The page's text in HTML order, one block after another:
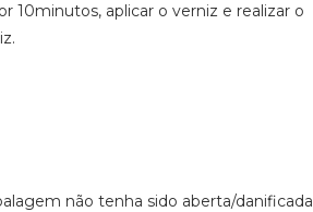
10minutos, aplicar o verniz e realizar o
não tenha sido aberta/danificada